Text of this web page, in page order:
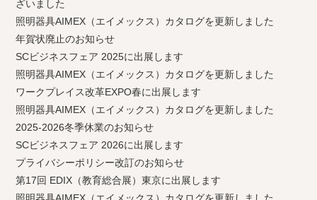
ざいました
照明器具AIMEX（エイメックス）カタログを更新しました
年賀状廃止のお知らせ
SCビジネスフェア 2025に出展します
照明器具AIMEX（エイメックス）カタログを更新しました
ワークプレイス改革EXPO春に出展します
照明器具AIMEX（エイメックス）カタログを更新しました
2025-2026冬季休業のお知らせ
SCビジネスフェア 2026に出展します
プライバシーポリシー改訂のお知らせ
第17回 EDIX（教育総合展）東京に出展します